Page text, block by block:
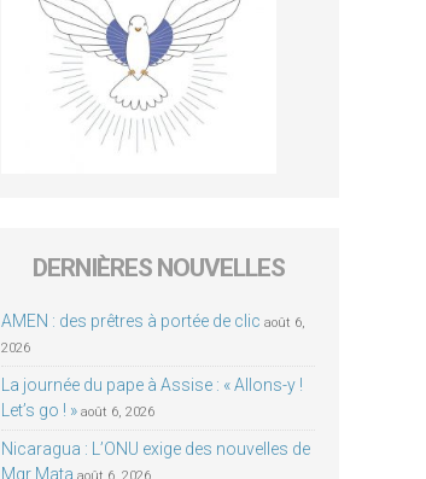
DERNIÈRES NOUVELLES
AMEN : des prêtres à portée de clic août 6,
2026
La journée du pape à Assise : « Allons-y !
Let’s go ! » août 6, 2026
Nicaragua : L’ONU exige des nouvelles de
Mgr Mata